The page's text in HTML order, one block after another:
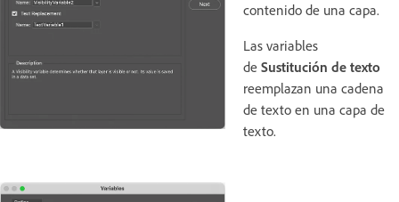
contenido de una capa.
Las variables
de Sustitución de texto
reemplazan una cadena
de texto en una capa de
texto.